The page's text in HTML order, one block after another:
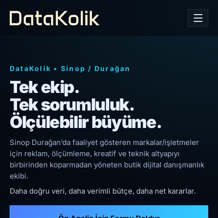
DataKolik • Sinop / Durağan
Tek ekip.
Tek sorumluluk.
Ölçülebilir büyüme.
Sinop Durağan’da faaliyet gösteren markalar/işletmeler
için reklam, ölçümleme, kreatif ve teknik altyapıyı
birbirinden koparmadan yöneten butik dijital danışmanlık
ekibi.
Daha doğru veri, daha verimli bütçe, daha net kararlar.